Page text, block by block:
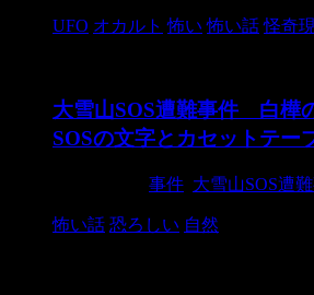
UFO オカルト 怖い 怖い話 怪奇
大雪山SOS遭難事件 白樺
SOSの文字とカセットテー
事件 大雪山SOS遭
怖い話 恐ろしい 自然